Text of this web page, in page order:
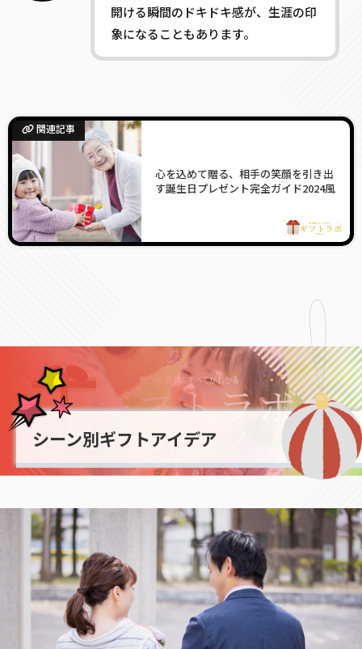
開ける瞬間のドキドキ感が、生涯の印
象になることもあります。
関連記事
心を込めて贈る、相手の笑顔を引き出
す誕生日プレゼント完全ガイド2024風
シーン別ギフトアイデア